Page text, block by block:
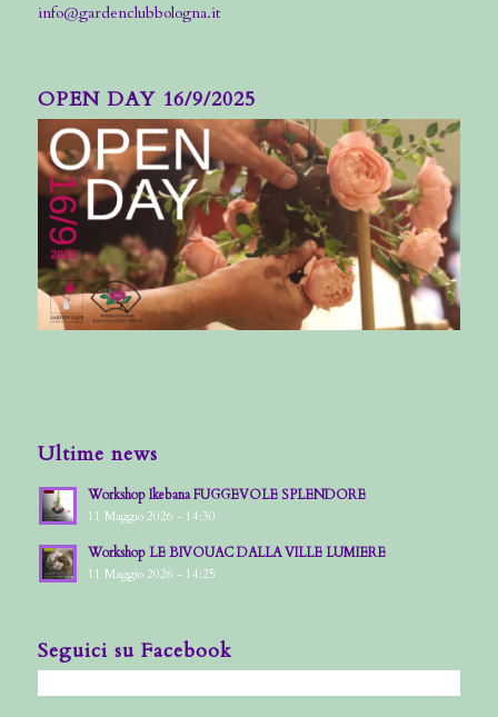
info@gardenclubbologna.it
OPEN DAY 16/9/2025
Ultime news
Workshop Ikebana FUGGEVOLE SPLENDORE
11 Maggio 2026 - 14:30
Workshop LE BIVOUAC DALLA VILLE LUMIERE
11 Maggio 2026 - 14:25
Seguici su Facebook